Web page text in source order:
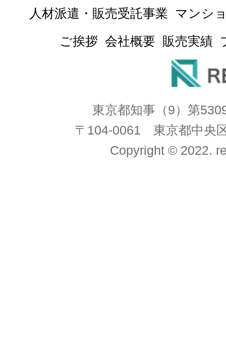
人材派遣・販売受託事業 マンシ
ご挨拶 会社概要 販売実績
東京都知事（9）第
〒104-0061 東京都中央
Copyright © 2022.